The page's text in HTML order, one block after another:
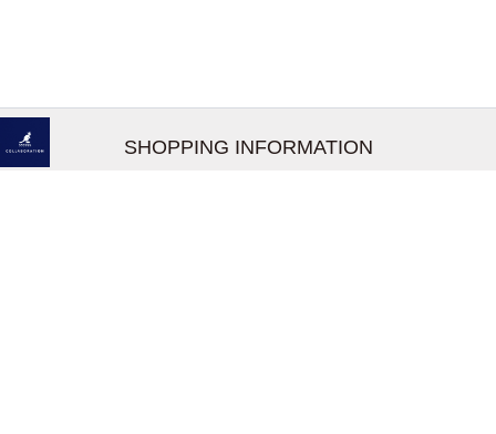
SHOPPING INFORMATION